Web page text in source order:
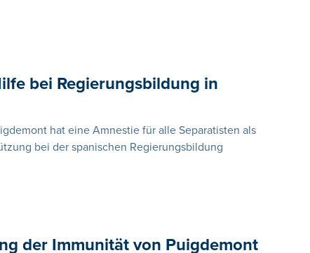
bei Regierungsbildung in
hat eine Amnestie für alle Separatisten als
bei der spanischen Regierungsbildung
der Immunität von Puigdemont